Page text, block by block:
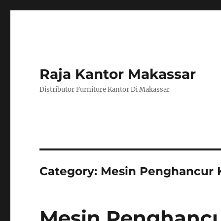
Raja Kantor Makassar
Distributor Furniture Kantor Di Makassar
Category: Mesin Penghancur